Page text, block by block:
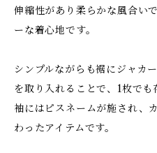
伸縮性があり柔らかな風合い
ーな着心地です。
シンプルながらも裾にジャカ
を取り入れることで、1枚でも
袖にはピスネームが施され、
わったアイテムです。